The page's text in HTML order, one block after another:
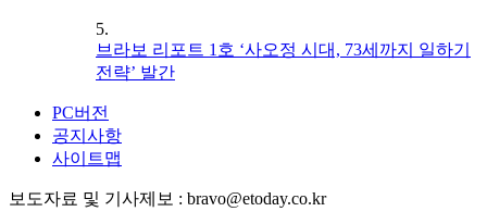
5.
브라보 리포트 1호 ‘사오정 시대, 73세까지 일하기
전략’ 발간
PC버전
공지사항
사이트맵
보도자료 및 기사제보 : bravo@etoday.co.kr